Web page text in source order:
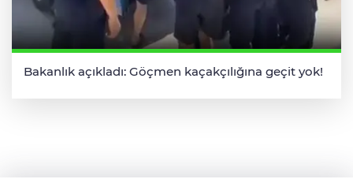
Bakanlık açıkladı: Göçmen kaçakçılığına geçit yok!